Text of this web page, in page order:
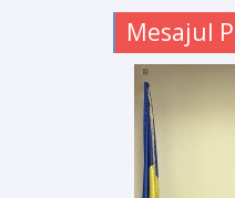
Mesajul